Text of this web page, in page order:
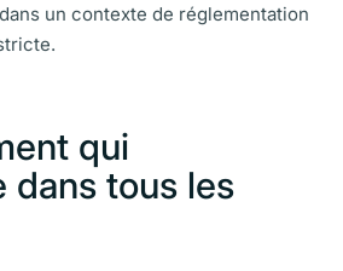
un contexte de réglementation
qui
dans tous les